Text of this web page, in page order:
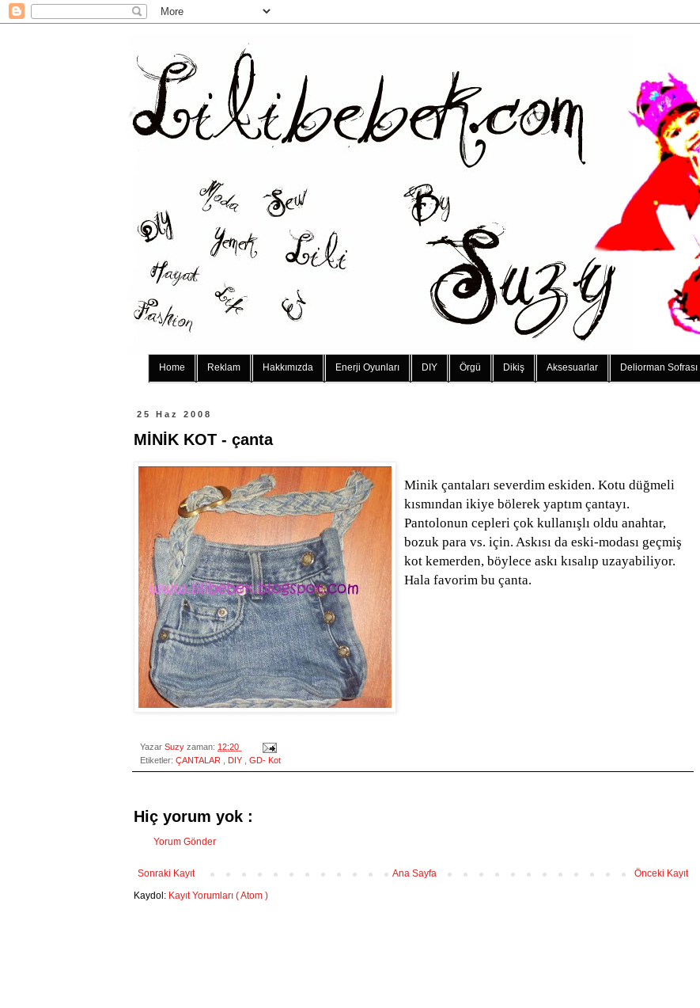
Home Reklam Hakkımızda Enerji Oyunları DIY Örgü Dikiş Aksesuarlar Deliorman Sofrası
25 Haz 2008
MİNİK KOT - çanta
Minik çantaları severdim eskiden. Kotu düğmeli
kısmından ikiye bölerek yaptım çantayı.
Pantolonun cepleri çok kullanışlı oldu anahtar,
bozuk para vs. için. Askısı da eski-modası geçmiş
kot kemerden, böylece askı kısalıp uzayabiliyor.
Hala favorim bu çanta.
Yazar Suzy zaman: 12:20
Etiketler: ÇANTALAR DIY GD- Kot
Hiç yorum yok :
Yorum Gönder
Sonraki Kayıt Önceki Kayıt
Ana Sayfa
Kaydol: Kayıt Yorumları ( Atom )